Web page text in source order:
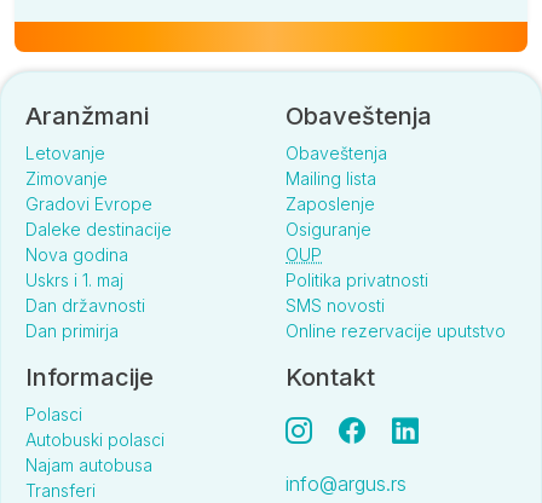
Aranžmani
Letovanje
Zimovanje
Gradovi Evrope
Daleke destinacije
Nova godina
Uskrs i 1. maj
Dan državnosti
Dan primirja
Obaveštenja
Obaveštenja
Mailing lista
Zaposlenje
Osiguranje
OUP
Politika privatnosti
SMS novosti
Online rezervacije uputstvo
Informacije
Polasci
Autobuski polasci
Najam autobusa
Transferi
Kontakt
info@argus.rs